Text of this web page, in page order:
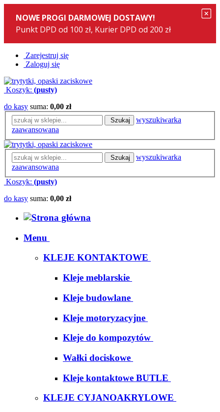
Zarejestruj się
Zaloguj się
Koszyk: (pusty)
do kasy suma: 0,00 zł
Szukaj
wyszukiwarka
zaawansowana
Szukaj
wyszukiwarka
zaawansowana
Koszyk: (pusty)
do kasy suma: 0,00 zł
Menu
KLEJE KONTAKTOWE
Kleje meblarskie
Kleje budowlane
Kleje motoryzacyjne
Kleje do kompozytów
Wałki dociskowe
Kleje kontaktowe BUTLE
KLEJE CYJANOAKRYLOWE